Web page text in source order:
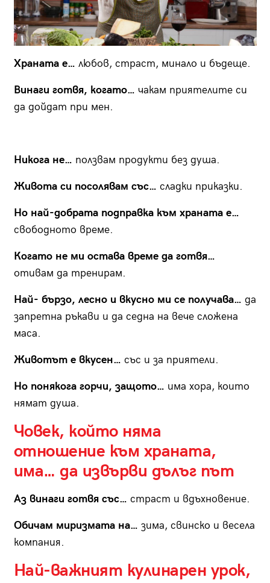
Храната е… любов, страст, минало и бъдеще.
Винаги готвя, когато… чакам приятелите си
да дойдат при мен.
Никога не… ползвам продукти без душа.
Живота си посолявам със… сладки приказки.
Но най-добрата подправка към храната е…
свободното време.
Когато не ми остава време да готвя…
отивам да тренирам.
Най- бързо, лесно и вкусно ми се получава… да
запретна ръкави и да седна на вече сложена
маса.
Животът е вкусен… със и за приятели.
Но понякога горчи, защото… има хора, които
нямат душа.
Човек, който няма
отношение към храната,
има… да извърви дълъг път
Аз винаги готвя със… страст и вдъхновение.
Обичам миризмата на… зима, свинско и весела
компания.
Най-важният кулинарен урок,